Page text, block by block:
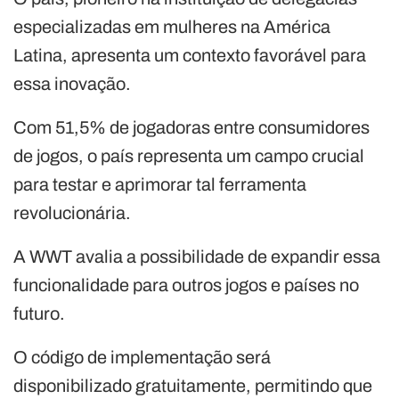
especializadas em mulheres na América
Latina, apresenta um contexto favorável para
essa inovação.
Com 51,5% de jogadoras entre consumidores
de jogos, o país representa um campo crucial
para testar e aprimorar tal ferramenta
revolucionária.
A WWT avalia a possibilidade de expandir essa
funcionalidade para outros jogos e países no
futuro.
O código de implementação será
disponibilizado gratuitamente, permitindo que